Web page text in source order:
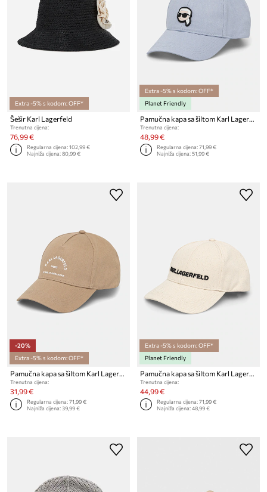
Extra -5% s kodom: OFF*
Šešir Karl Lagerfeld
Trenutna cijena:
76,99 €
Regularna cijena:102,99 €
Najniža cijena:80,99 €
Extra -5% s kodom: OFF*
Planet Friendly
Trenutna cijena:
48,99 €
Regularna cijena:71,99 €
Najniža cijena:51,99 €
-20%
Extra -5% s kodom: OFF*
Pamučna kapa sa šiltom Karl Lagerfeld IKON
Trenutna cijena:
31,99 €
Regularna cijena:71,99 €
Najniža cijena:39,99 €
Extra -5% s kodom: OFF*
Planet Friendly
Pamučna kapa sa šiltom Karl Lagerfeld
Trenutna cijena:
44,99 €
Regularna cijena:71,99 €
Najniža cijena:48,99 €